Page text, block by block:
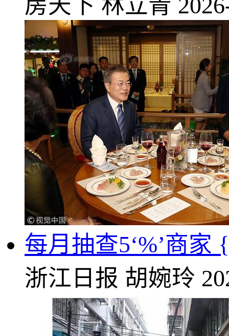
房天下 林立青
每月抽查5‘%’商
浙江日报 胡婉玲